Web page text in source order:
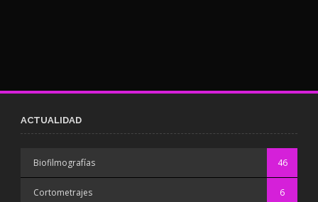
ACTUALIDAD
Biofilmografías 46
Cortometrajes 6